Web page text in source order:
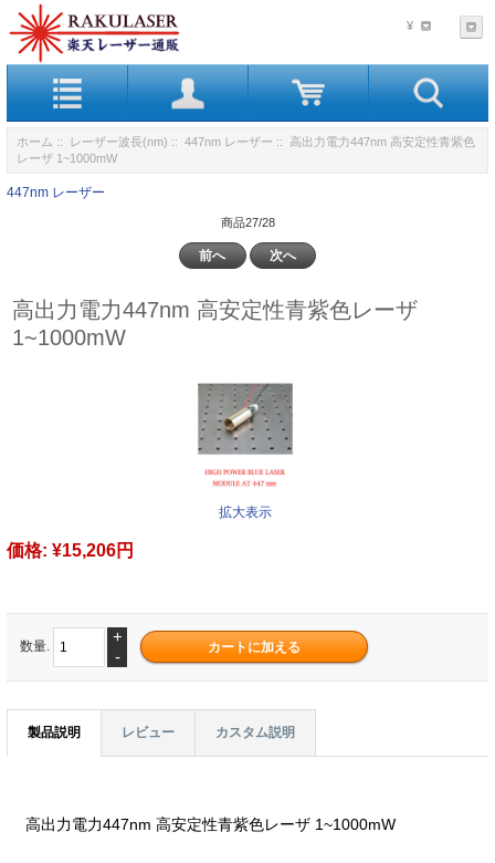
¥
ホーム :: レーザー波長(nm) :: 447nm レーザー :: 高出力電力447nm 高安定性青紫色
レーザ 1~1000mW
447nm レーザー
商品27/28
前へ 次へ
高出力電力447nm 高安定性青紫色レーザ
1~1000mW
拡大表示
価格: ¥15,206円
数量.
+
-
製品説明 レビュー カスタム説明
高出力電力447nm 高安定性青紫色レーザ 1~1000mW